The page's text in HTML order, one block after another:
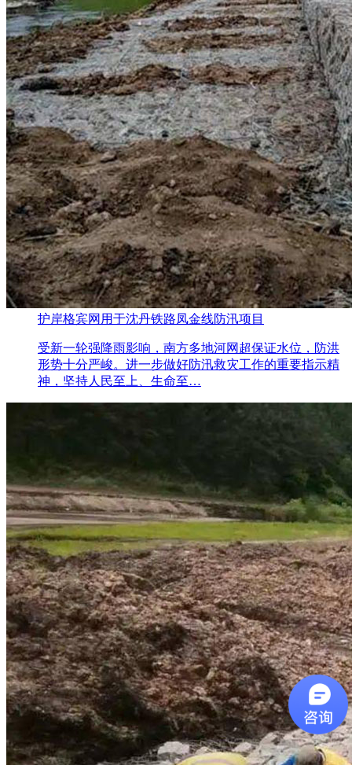
护岸格宾网用于沈丹铁路凤金线防汛项目
受新一轮强降雨影响，南方多地河网超保证水位，防洪
形势十分严峻。进一步做好防汛救灾工作的重要指示精
神，坚持人民至上、生命至…